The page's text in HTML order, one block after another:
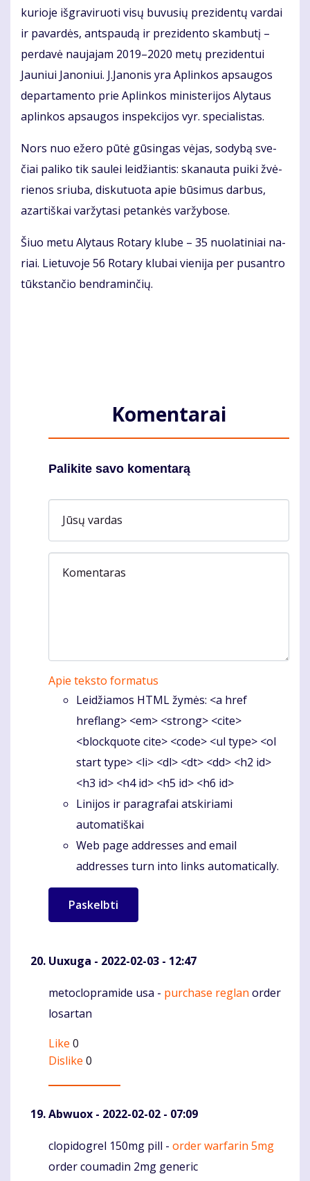
ku­rio­je iš­gra­vi­ruo­ti vi­sų bu­vu­sių pre­zi­den­tų var­dai
ir pa­var­dės, ant­spau­dą ir pre­zi­den­to skam­bu­tį –
per­da­vė nau­ja­jam 2019–2020 me­tų pre­zi­den­tui
Jauniui Ja­no­niui. J.Ja­no­nis yra Ap­lin­kos ap­sau­gos
de­par­ta­men­to prie Ap­lin­kos mi­nis­te­ri­jos Aly­taus
ap­lin­kos ap­sau­gos ins­pek­ci­jos vyr. spe­cia­lis­tas.
Nors nuo eže­ro pū­tė gū­sin­gas vė­jas, so­dy­bą sve­
čiai pa­li­ko tik sau­lei lei­džian­tis: ska­nau­ta pui­ki žvė­
rie­nos sriu­ba, dis­ku­tuo­ta apie bū­si­mus dar­bus,
azar­tiš­kai var­žy­ta­si pe­tan­kės var­žy­bo­se.
Šiuo me­tu Aly­taus Ro­ta­ry klu­be – 35 nuo­la­ti­niai na­
riai. Lie­tu­vo­je 56 Ro­ta­ry klu­bai vie­ni­ja per pus­an­tro
tūks­tan­čio ben­dra­min­čių.
Komentarai
Palikite savo komentarą
Jūsų vardas
Komentaras
Apie teksto formatus
Leidžiamos HTML žymės: <a href
hreflang> <em> <strong> <cite>
<blockquote cite> <code> <ul type> <ol
start type> <li> <dl> <dt> <dd> <h2 id>
<h3 id> <h4 id> <h5 id> <h6 id>
Linijos ir paragrafai atskiriami
automatiškai
Web page addresses and email
addresses turn into links automatically.
Uuxuga - 2022-02-03 - 12:47
Komentaras
metoclopramide usa - purchase reglan order
losartan
Like 0
Dislike 0
Abwuox - 2022-02-02 - 07:09
Komentaras
clopidogrel 150mg pill - order warfarin 5mg
order coumadin 2mg generic